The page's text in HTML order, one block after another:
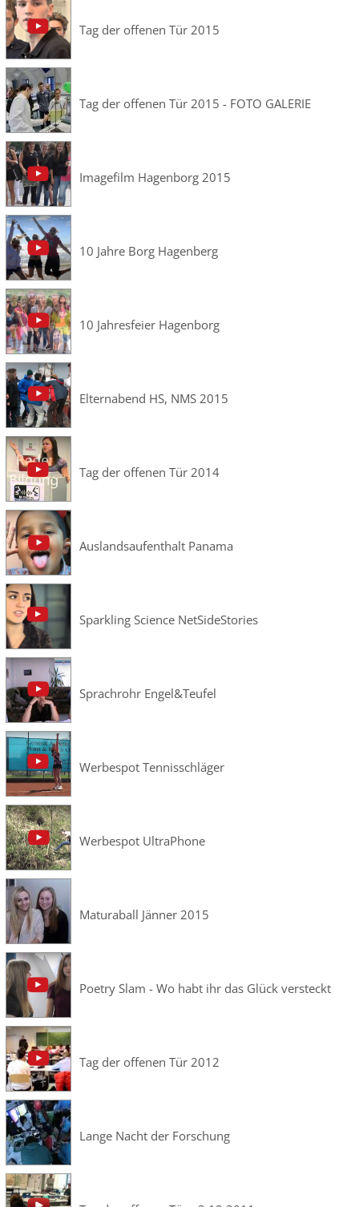
Tag der offenen Tür 2015
Tag der offenen Tür 2015 - FOTO GALERIE
Imagefilm Hagenborg 2015
10 Jahre Borg Hagenberg
10 Jahresfeier Hagenborg
Elternabend HS, NMS 2015
Tag der offenen Tür 2014
Auslandsaufenthalt Panama
Sparkling Science NetSideStories
Sprachrohr Engel&Teufel
Werbespot Tennisschläger
Werbespot UltraPhone
Maturaball Jänner 2015
Poetry Slam - Wo habt ihr das Glück versteckt
Tag der offenen Tür 2012
Lange Nacht der Forschung